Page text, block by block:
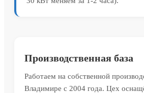
Производственная база
Работаем на собственной
Владимире с 2004 года. Цех